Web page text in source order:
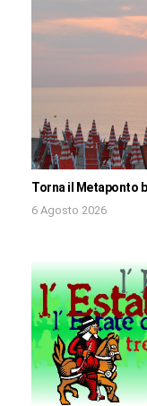
Torna il Metaponto
6 Agosto 2026